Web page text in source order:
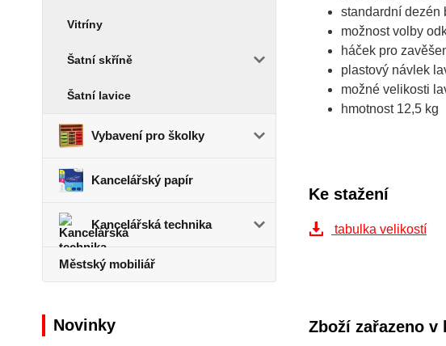
Vitríny
Šatní skříně
Šatní lavice
Vybavení pro školky
Kancelářský papír
Kancelářská technika
Městský mobiliář
Novinky
standardní dezén
možnost volby
háček pro
plastový návlek
možné velikosti
hmotnost 12,5 kg
Ke stažení
tabulka velikostí
Zboží zařazeno v